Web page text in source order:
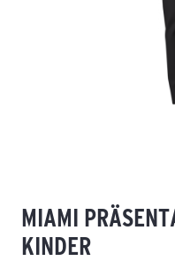
MIAMI
KINDER